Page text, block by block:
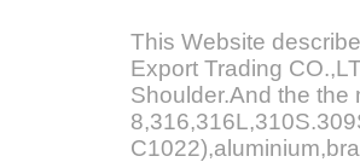
This Website
Export Trading
Shoulder.And the the